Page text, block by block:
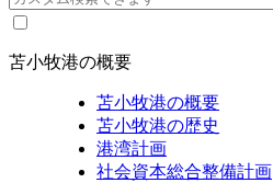
苫小牧港の概要
苫小牧港の概要
苫小牧港の歴史
港湾計画
社会資本総合整備計画